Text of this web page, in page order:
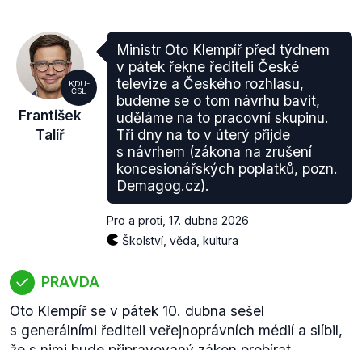
KDU-
ČSL
František
Talíř
Ministr Oto Klempíř před týdnem
v pátek řekne řediteli České
televize a Českého rozhlasu,
budeme se o tom návrhu bavit,
uděláme na to pracovní skupinu.
Tři dny na to v úterý přijde
s návrhem (zákona na zrušení
koncesionářských poplatků, pozn.
Demagog.cz).
Pro a proti 17. dubna 2026
Školství, věda, kultura
PRAVDA
Oto Klempíř se v pátek 10. dubna sešel
s generálními řediteli veřejnoprávních médií a slíbil,